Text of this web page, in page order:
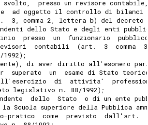
svolto,  presso un revisore
ad oggetto il controllo di bilanci
3, comma 2, lettera b) del
dello Stato e degli enti
presso  un  funzionario
contabili  (art.  3  comma
di aver diritto all'esonero
superato  un  esame di Stato
di  attivita'
legislativo n. 88/1992);
dello  Stato  o di un ente
la Scuola superiore della Pubblica
pratico  come  previsto  dall'art.